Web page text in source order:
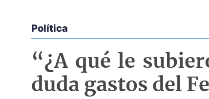
Econoticias y Eventos
Política
“¿A qué le
duda gastos del